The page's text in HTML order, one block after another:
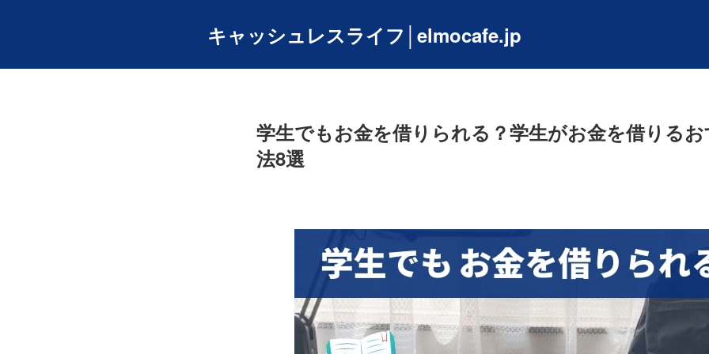
キャッシュレスライフ│elmocafe.jp
学生でもお金を借りられる？学生がお金を借りる
法8選